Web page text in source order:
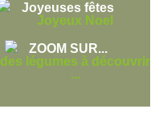
Joyeuses fêtes
Joyeux Noel
ZOOM SUR...
des légumes à découvrir
...